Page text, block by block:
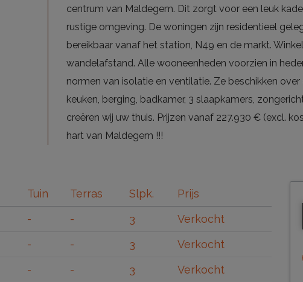
centrum van Maldegem. Dit zorgt voor een leuk
rustige omgeving. De woningen zijn residentieel
bereikbaar vanaf het station, N49 en de markt.
wandelafstand. Alle wooneenheden voorzien in
normen van isolatie en ventilatie. Ze beschikken
keuken, berging, badkamer, 3 slaapkamers,
creëren wij uw thuis. Prijzen vanaf 227.930 € (excl.
hart van Maldegem !!!
Tuin Terras Slpk.
Prijs
- - 3
Verkocht
- - 3
Verkocht
- - 3
Verkocht